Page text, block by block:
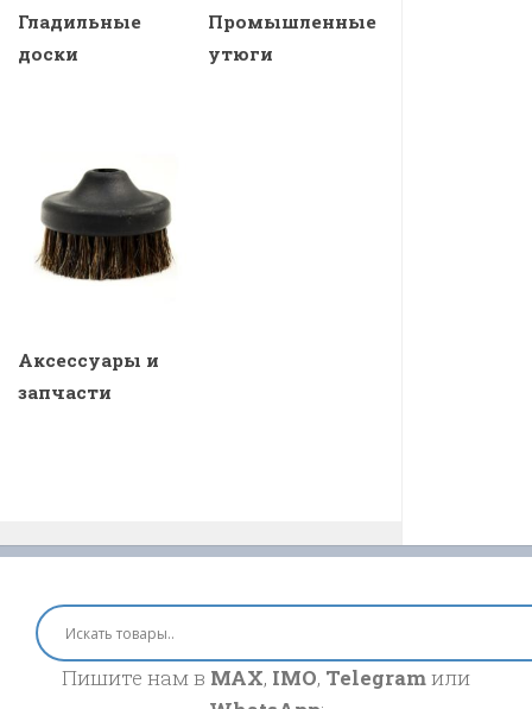
Гладильные
доски
Промышленные
утюги
Аксессуары и
запчасти
Пишите нам в MAX, IMO, Telegramили